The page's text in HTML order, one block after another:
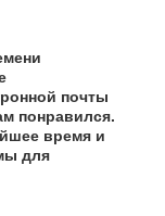
почты
понравился.
время и
для